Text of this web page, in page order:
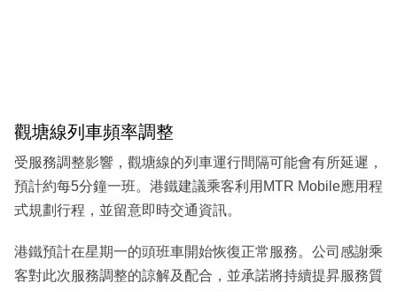
觀塘線列車頻率調整
受服務調整影響，觀塘線的列車運行間隔可能會有所延遲，
預計約每5分鐘一班。港鐵建議乘客利用MTR Mobile應用程
式規劃行程，並留意即時交通資訊。
港鐵預計在星期一的頭班車開始恢復正常服務。公司感謝乘
客對此次服務調整的諒解及配合，並承諾將持續提昇服務質